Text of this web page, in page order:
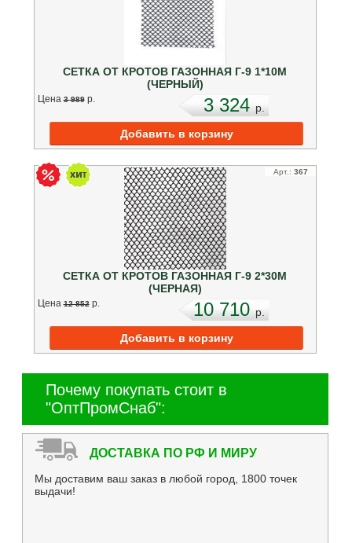
СЕТКА ОТ КРОТОВ ГАЗОННАЯ Г-9 1*10М
(ЧЕРНЫЙ)
Цена 3 989 p. 3 324p.
Арт.: 367
СЕТКА ОТ КРОТОВ ГАЗОННАЯ Г-9 2*30М
(ЧЕРНАЯ)
Цена 12 852 p. 10 710p.
Почему покупать стоит в
"ОптПромСнаб":
ДОСТАВКА ПО РФ И МИРУ
Мы доставим ваш заказ в любой город, 1800 точек
выдачи!